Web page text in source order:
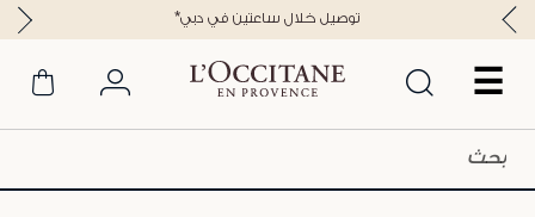
☰
*توصيل خلال ساعتين في دبي